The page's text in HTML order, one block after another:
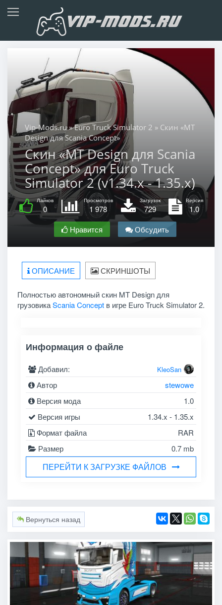
Vip-Mods.ru»Euro Truck Simulator 2 » Скин «MT
Design для Scania Concept»
Скин «MT Design для Scania
Concept» для Euro Truck
Simulator 2 (v1.34.x - 1.35.x)
Лайков
0
Просмотров
1 978
Загрузок
729
Версия
1.0
Нравится
Обсудить
ОПИСАНИЕ СКРИНШОТЫ
Полностью автономный скин MT Design для
грузовикаScania Conceptв игре Euro Truck Simulator 2.
Информация о файле
Добавил: KleoSan
Автор
stewowe
Версия мода
1.0
Версия игры
1.34.x - 1.35.x
Формат файла
RAR
Размер
0.7 mb
ПЕРЕЙТИ К ЗАГРУЗКЕ ФАЙЛОВ
Вернуться назад